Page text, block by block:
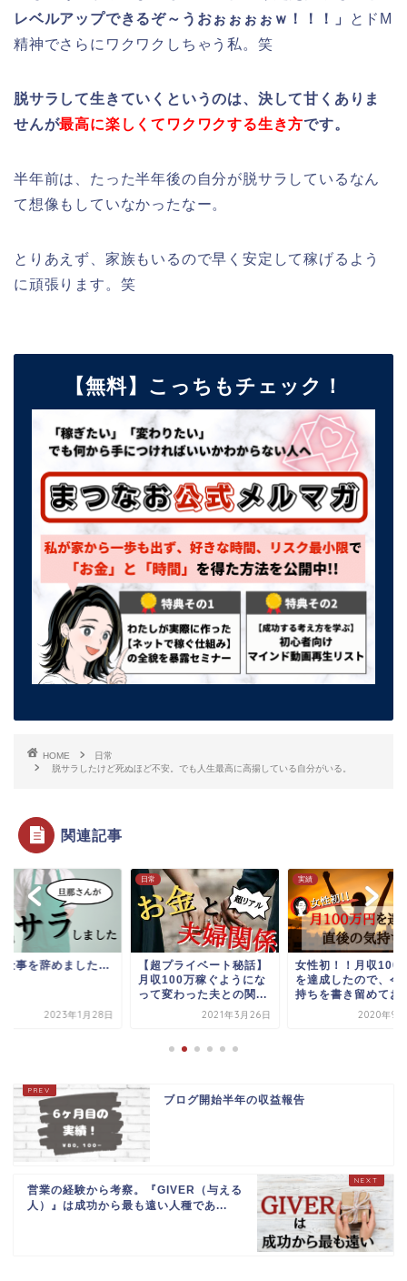
レベルアップできるぞ～うおぉぉぉぉｗ！！！」
とドM
精神でさらにワクワクしちゃう私。笑
脱サラして生きていくというのは、決して甘くありま
せんが最高に楽しくてワクワクする生き方です。
半年前は、たった半年後の自分が脱サラしているなん
て想像もしていなかったなー。
とりあえず、家族もいるので早く安定して稼げるよう
に頑張ります。笑
【無料】こっちもチェック！
HOME
日常
脱サラしたけど死ぬほど不安。でも人生最高に高揚している自分がいる。
関連記事
仕事を辞めました…
2023年1月28日
日常
【超プライベート秘話】
月収100万稼ぐようにな
って変わった夫との関...
2021年3月26日
実績
女性初！！月収100
を達成したので、今
持ちを書き留めてお
2020年9
ブログ開始半年の収益報告
営業の経験から考察。『GIVER（与える
人）』は成功から最も遠い人種であ...